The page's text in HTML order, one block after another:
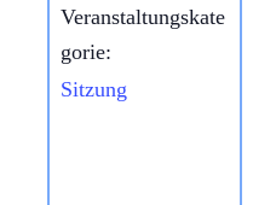
Veranstaltungskate
gorie:
Sitzung